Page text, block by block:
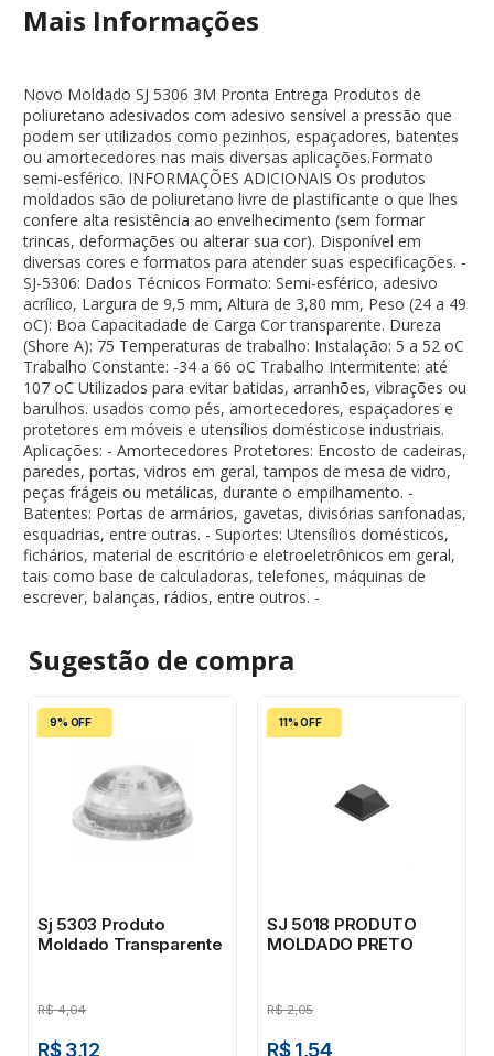
Mais Informações
Novo Moldado SJ 5306 3M Pronta Entrega Produtos de
poliuretano adesivados com adesivo sensível a pressão que
podem ser utilizados como pezinhos, espaçadores, batentes
ou amortecedores nas mais diversas aplicações.Formato
semi-esférico. INFORMAÇÕES ADICIONAIS Os produtos
moldados são de poliuretano livre de plastificante o que lhes
confere alta resistência ao envelhecimento (sem formar
trincas, deformações ou alterar sua cor). Disponível em
diversas cores e formatos para atender suas especificações. -
SJ-5306: Dados Técnicos Formato: Semi-esférico, adesivo
acrílico, Largura de 9,5 mm, Altura de 3,80 mm, Peso (24 a 49
oC): Boa Capacitadade de Carga Cor transparente. Dureza
(Shore A): 75 Temperaturas de trabalho: Instalação: 5 a 52 oC
Trabalho Constante: -34 a 66 oC Trabalho Intermitente: até
107 oC Utilizados para evitar batidas, arranhões, vibrações ou
barulhos. usados como pés, amortecedores, espaçadores e
protetores em móveis e utensílios domésticose industriais.
Aplicações: - Amortecedores Protetores: Encosto de cadeiras,
paredes, portas, vidros em geral, tampos de mesa de vidro,
peças frágeis ou metálicas, durante o empilhamento. -
Batentes: Portas de armários, gavetas, divisórias sanfonadas,
esquadrias, entre outras. - Suportes: Utensílios domésticos,
fichários, material de escritório e eletroeletrônicos em geral,
tais como base de calculadoras, telefones, máquinas de
escrever, balanças, rádios, entre outros. -
Sugestão de compra
9% OFF
Sj 5303 Produto
Moldado Transparente
R$ 4,04
R$ 3,12
11% OFF
SJ 5018 PRODUTO
MOLDADO PRETO
R$ 2,05
R$ 1,54